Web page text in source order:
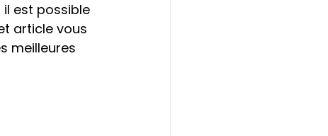
est possible
article vous
meilleures